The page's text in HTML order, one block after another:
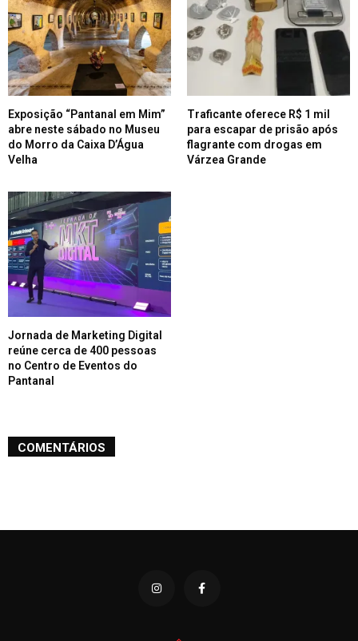
Exposição “Pantanal em Mim”
abre neste sábado no Museu
do Morro da Caixa D’Água
Velha
Traficante oferece R$ 1 mil
para escapar de prisão após
flagrante com drogas em
Várzea Grande
Jornada de Marketing Digital
reúne cerca de 400 pessoas
no Centro de Eventos do
Pantanal
COMENTÁRIOS